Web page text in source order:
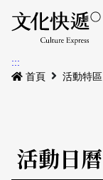
最新公告
本期專題
活動特區
:::
首頁
活動特區
活動日曆